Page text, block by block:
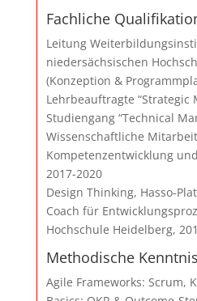
Fachliche
Leitung
niedersächsischen
(Konzeption &
Lehrbeauftragte “Strategic
Studiengang “Technical
Wissenschaftliche
Kompetenzentwicklung
2017-2020
Design Thinking, Hasso-
Coach für
Hochschule Heidelberg,
Methodische
Agile Frameworks: Scrum,